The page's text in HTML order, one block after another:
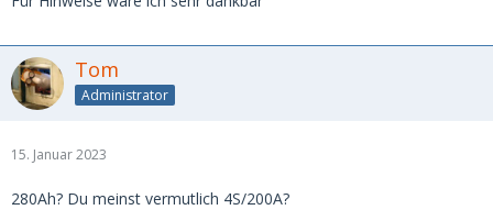
Tom
Administrator
15. Januar 2023
280Ah? Du meinst vermutlich 4S/200A?